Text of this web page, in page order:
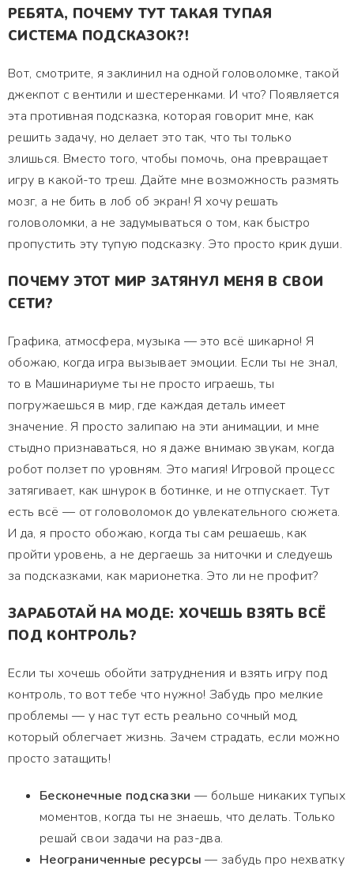
РЕБЯТА, ПОЧЕМУ ТУТ ТАКАЯ ТУПАЯ
СИСТЕМА ПОДСКАЗОК?!
Вот, смотрите, я заклинил на одной головоломке, такой
джекпот с вентили и шестеренками. И что? Появляется
эта противная подсказка, которая говорит мне, как
решить задачу, но делает это так, что ты только
злишься. Вместо того, чтобы помочь, она превращает
игру в какой-то треш. Дайте мне возможность размять
мозг, а не бить в лоб об экран! Я хочу решать
головоломки, а не задумываться о том, как быстро
пропустить эту тупую подсказку. Это просто крик души.
ПОЧЕМУ ЭТОТ МИР ЗАТЯНУЛ МЕНЯ В СВОИ
СЕТИ?
Графика, атмосфера, музыка — это всё шикарно! Я
обожаю, когда игра вызывает эмоции. Если ты не знал,
то в Машинариуме ты не просто играешь, ты
погружаешься в мир, где каждая деталь имеет
значение. Я просто залипаю на эти анимации, и мне
стыдно признаваться, но я даже внимаю звукам, когда
робот ползет по уровням. Это магия! Игровой процесс
затягивает, как шнурок в ботинке, и не отпускает. Тут
есть всё — от головоломок до увлекательного сюжета.
И да, я просто обожаю, когда ты сам решаешь, как
пройти уровень, а не дергаешь за ниточки и следуешь
за подсказками, как марионетка. Это ли не профит?
ЗАРАБОТАЙ НА МОДЕ: ХОЧЕШЬ ВЗЯТЬ ВСЁ
ПОД КОНТРОЛЬ?
Если ты хочешь обойти затруднения и взять игру под
контроль, то вот тебе что нужно! Забудь про мелкие
проблемы — у нас тут есть реально сочный мод,
который облегчает жизнь. Зачем страдать, если можно
просто затащить!
Бесконечные подсказки — больше никаких тупых
моментов, когда ты не знаешь, что делать. Только
решай свои задачи на раз-два.
Неограниченные ресурсы — забудь про нехватку